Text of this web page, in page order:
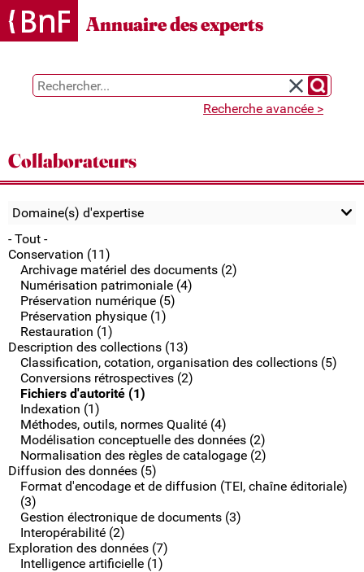
Annuaire des experts
Réinitialiser la
Chercher
Recherche avancée >
Collaborateurs
Domaine(s) d'expertise
- Tout -
Conservation (11)
Archivage matériel des documents (2)
Numérisation patrimoniale (4)
Préservation numérique (5)
Préservation physique (1)
Restauration (1)
Description des collections (13)
Classification, cotation, organisation des collections (5)
Conversions rétrospectives (2)
Fichiers d'autorité (1)
Indexation (1)
Méthodes, outils, normes Qualité (4)
Modélisation conceptuelle des données (2)
Normalisation des règles de catalogage (2)
Diffusion des données (5)
Format d'encodage et de diffusion (TEI, chaîne éditoriale)
(3)
Gestion électronique de documents (3)
Interopérabilité (2)
Exploration des données (7)
Intelligence artificielle (1)